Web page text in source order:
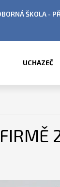
ÚŘEDNÍ
UCHAZEČ